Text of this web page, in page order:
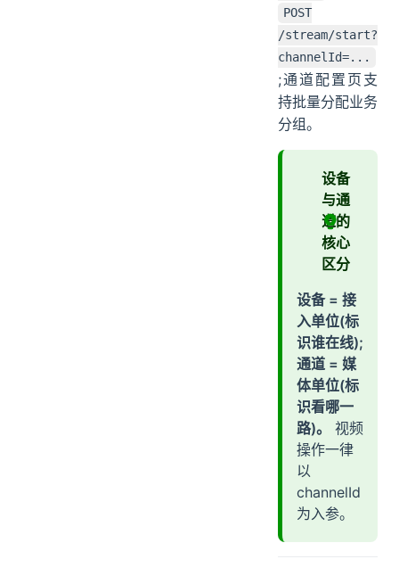
POST
/stream/start?
channelId=...
;通道配置页支
持批量分配业务
分组。
设备
与通
道的
核心
区分
设备 = 接
入单位(标
识谁在线);
通道 = 媒
体单位(标
识看哪一
路)。
视频
操作一律
以
channelId
为入参。